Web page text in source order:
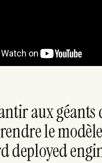
aux
le
deployed